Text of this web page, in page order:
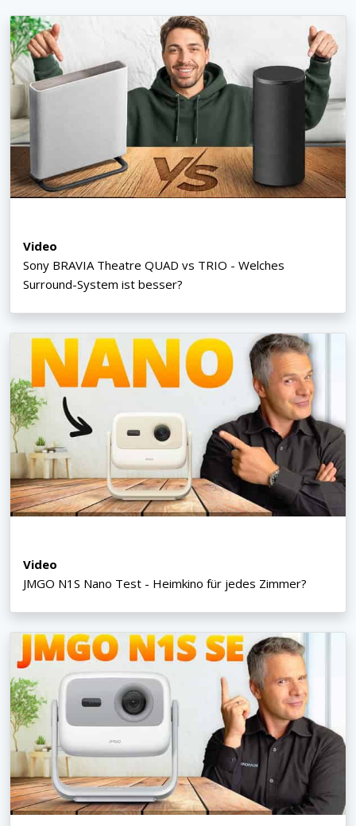
Video
Sony BRAVIA Theatre QUAD vs TRIO - Welches
Surround-System ist besser?
Video
JMGO N1S Nano Test - Heimkino für jedes Zimmer?